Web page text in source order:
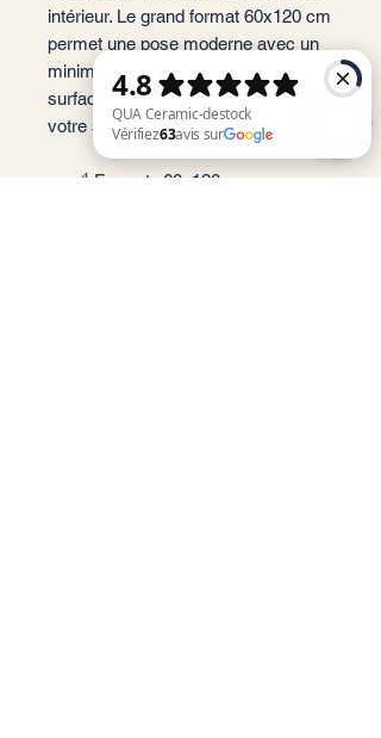
intérieur. Le grand format 60x120 cm
permet une pose moderne avec un
minimum de joints, créant ainsi une
surface fluide et harmonieuse dans
votre salon, cuisine ou salle de bain.
📐 Format : 60x120 cm